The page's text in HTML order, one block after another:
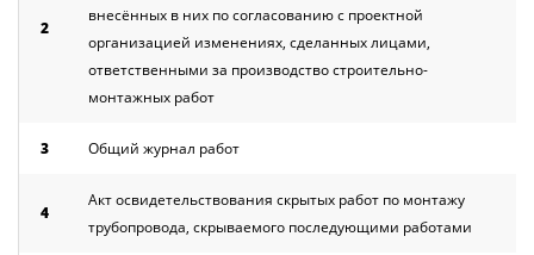
2
внесённых в них по согласованию с проектной
организацией изменениях, сделанных лицами,
ответственными за производство строительно-
монтажных работ
3 Общий журнал работ
4
Акт освидетельствования скрытых работ по монтажу
трубопровода, скрываемого последующими работами